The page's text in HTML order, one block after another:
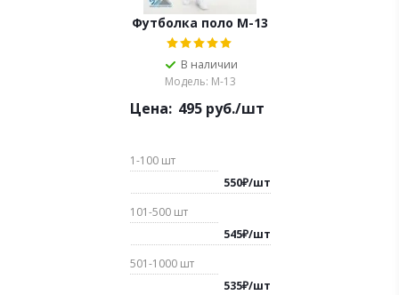
Футболка поло М-13
В наличии
Модель: М-13
Цена: 495руб./шт
1-100 шт
550₽/шт
101-500 шт
545₽/шт
501-1000 шт
535₽/шт